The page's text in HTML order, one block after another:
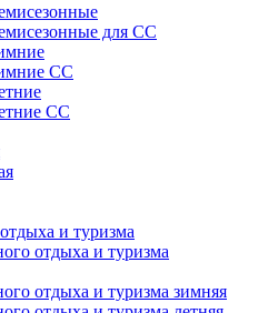
для СС
СС
СС
и туризма
отдыха и туризма
отдыха и туризма зимняя